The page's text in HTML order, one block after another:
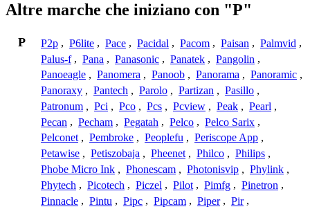
Altre marche che iniziano con "P"
P P2p , P6lite , Pace , Pacidal , Pacom , Paisan , Palmvid ,
Palus-f , Pana , Panasonic , Panatek , Pangolin ,
Panoeagle , Panomera , Panoob , Panorama , Panoramic ,
Panoraxy , Pantech , Parolo , Partizan , Pasillo ,
Patronum , Pci , Pco , Pcs , Pcview , Peak , Pearl ,
Pecan , Pecham , Pegatah , Pelco , Pelco Sarix ,
Pelconet , Pembroke , Peoplefu , Periscope App ,
Petawise , Petiszobaja , Pheenet , Philco , Philips ,
Phobe Micro Ink , Phonescam , Photonisvip , Phylink ,
Phytech , Picotech , Piczel , Pilot , Pimfg , Pinetron ,
Pinnacle , Pintu , Pipc , Pipcam , Piper , Pir ,